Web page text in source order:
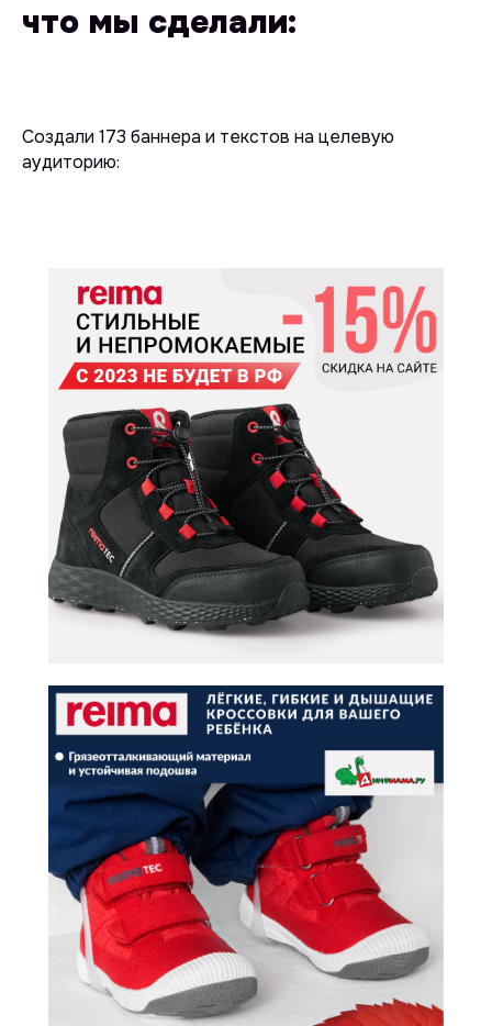
что мы сделали:
Создали 173 баннера и текстов на целевую
аудиторию: